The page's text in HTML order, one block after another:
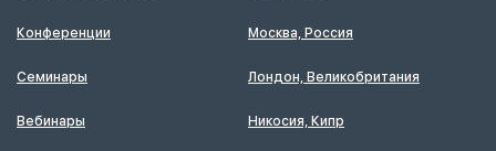
Конференции
Семинары
Вебинары
Москва, Россия
Лондон, Великобритания
Никосия, Кипр